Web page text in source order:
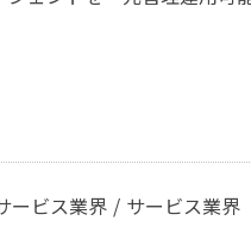
ービス業界 サービス業界